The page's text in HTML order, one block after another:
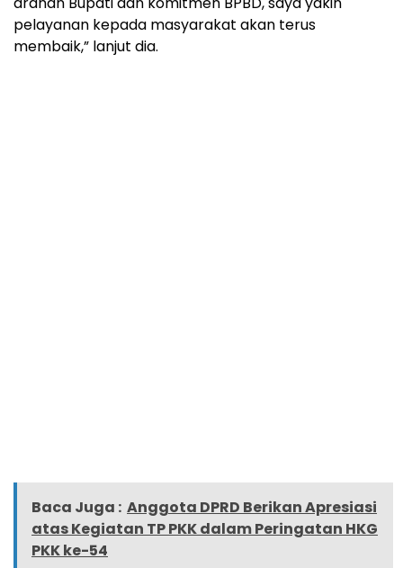
pelayanan kepada masyarakat akan terus
membaik,” lanjut dia.
Baca Juga : Anggota DPRD Berikan Apresiasi
atas Kegiatan TP PKK dalam Peringatan HKG
PKK ke-54